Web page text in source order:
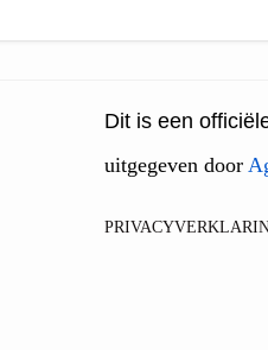
Dit is een
uitgegeven door